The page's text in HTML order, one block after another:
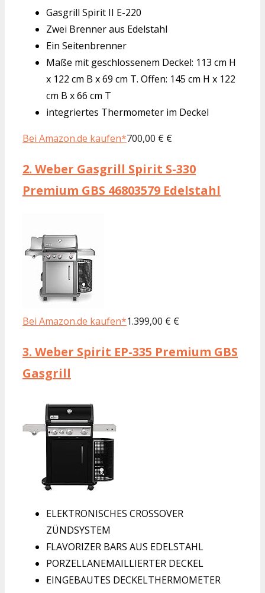
Gasgrill Spirit II E-220
Zwei Brenner aus Edelstahl
Ein Seitenbrenner
Maße mit geschlossenem Deckel: 113 cm H
x 122 cm B x 69 cm T. Offen: 145 cm H x 122
cm B x 66 cm T
integriertes Thermometer im Deckel
Bei Amazon.de kaufen*700,00 € €
2. Weber Gasgrill Spirit S-330
Premium GBS 46803579 Edelstahl
Bei Amazon.de kaufen*1.399,00 € €
3. Weber Spirit EP-335 Premium GBS
Gasgrill
ELEKTRONISCHES CROSSOVER
ZÜNDSYSTEM
FLAVORIZER BARS AUS EDELSTAHL
PORZELLANEMAILLIERTER DECKEL
EINGEBAUTES DECKELTHERMOMETER